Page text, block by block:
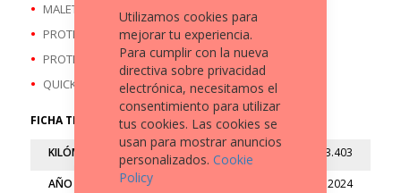
MALETA TRASERA
PROTECTOR CUBREMANOS
PROTECTOR RADIADOR
QUICKSHIFTER
FICHA TÉCNICA
KILÓMETROS 3.403
AÑO 2024
Utilizamos cookies para
mejorar tu experiencia.
Para cumplir con la nueva
directiva sobre privacidad
electrónica, necesitamos el
consentimiento para utilizar
tus cookies. Las cookies se
usan para mostrar anuncios
personalizados. Cookie
Policy